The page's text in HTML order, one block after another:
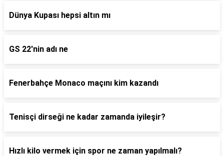
Dünya Kupası hepsi altın mı
GS 22'nin adı ne
Fenerbahçe Monaco maçını kim kazandı
Tenisçi dirseği ne kadar zamanda iyileşir?
Hızlı kilo vermek için spor ne zaman yapılmalı?